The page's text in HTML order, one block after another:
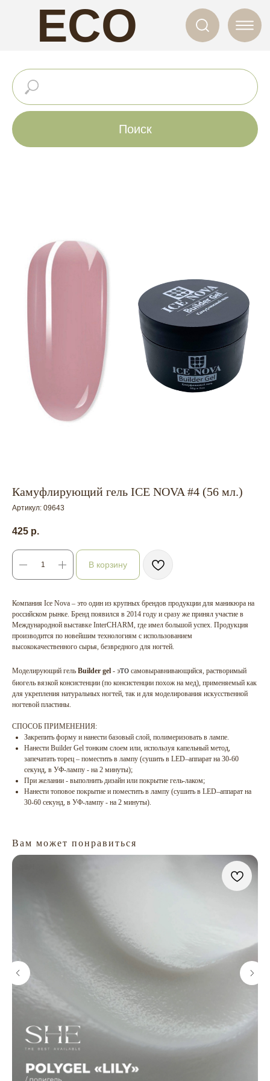
ECO
NAILS
Поиск
Камуфлирующий гель ICE NOVA #4 (56 мл.)
Артикул: 09643
425 р.
В корзину
Компания Ice Nova – это один из крупных брендов продукции для маникюра на
российском рынке. Бренд появился в 2014 году и сразу же принял участие в
Международной выставке InterCHARM, где имел большой успех. Продукция
производится по новейшим технологиям с использованием
высококачественного сырья, безвредного для ногтей.
Моделирующий гель Builder gel - это самовыравнивающийся, растворимый
биогель вязкой консистенции (по консистенции похож на мед), применяемый как
для укрепления натуральных ногтей, так и для моделирования искусственной
ногтевой пластины.
СПОСОБ ПРИМЕНЕНИЯ:
Закрепить форму и нанести базовый слой, полимеризовать в лампе.
Нанести Builder Gel тонким слоем или, используя капельный метод,
запечатать торец – поместить в лампу (cушить в LED–аппарат на 30-60
секунд, в УФ-лампу - на 2 минуты);
При желании - выполнить дизайн или покрытие гель-лаком;
Нанести топовое покрытие и поместить в лампу (сушить в LED–аппарат на
30-60 секунд, в УФ-лампу - на 2 минуты).
Вам может понравиться
КАТАЛОГ
БРЕНДЫ
ДОСТАВКА
КОНТАКТЫ
ГЛАВНАЯ